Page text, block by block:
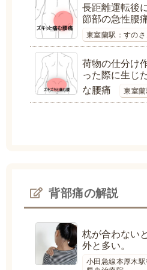
長距離運転後
節部の急性腰
東室蘭駅：すの
荷物の仕分け
った際に生じ
な腰痛
東室
背部痛の解説
枕が合わない
外と多い。
小田急線本厚木